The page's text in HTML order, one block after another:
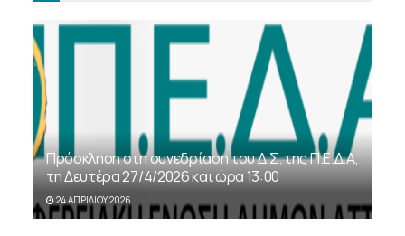
Πρόσκληση στη συνεδρίαση του Δ.Σ. της Π.Ε.Δ.Α,
τη Δευτέρα 27/4/2026 και ώρα 13:00
24 ΑΠΡΙΛΊΟΥ 2026